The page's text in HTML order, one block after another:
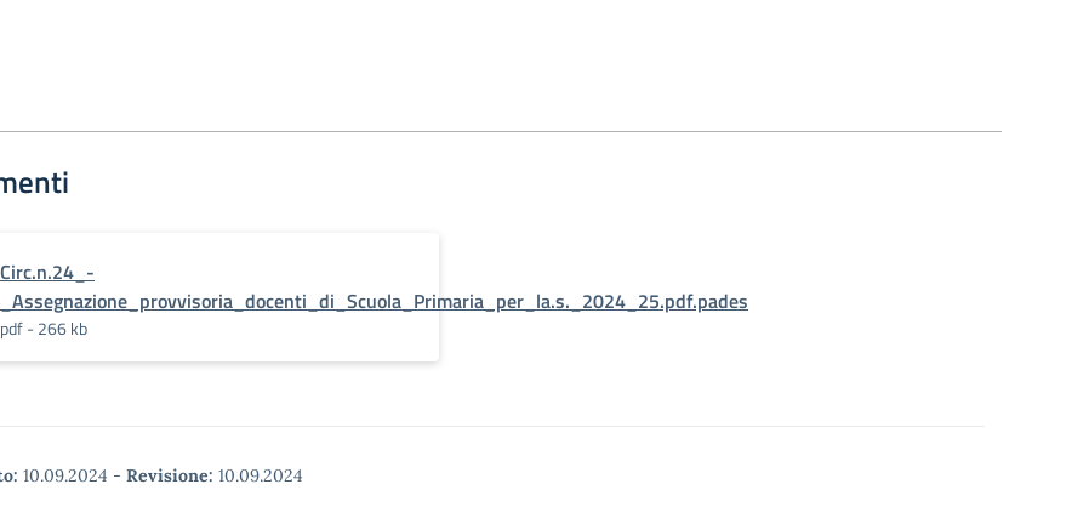
Circ.n.24_-
_Assegnazione_provvisoria_docenti_di_Scuola_Primaria_per_la.s._2024_25.pdf.pades
pdf - 266 kb
10.09.2024 - Revisione: 10.09.2024